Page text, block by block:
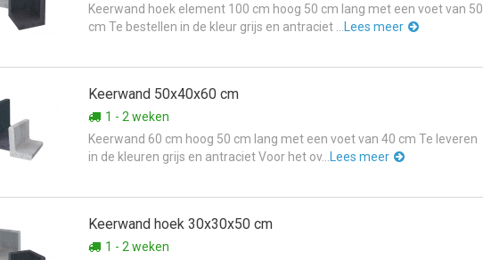
Keerwand hoek element 100 cm hoog 50 cm lang met een voet van 50
cm Te bestellen in de kleur grijs en antraciet ...Lees meer
Keerwand 50x40x60 cm
1 - 2 weken
Keerwand 60 cm hoog 50 cm lang met een voet van 40 cm Te leveren
in de kleuren grijs en antraciet Voor het ov...Lees meer
Keerwand hoek 30x30x50 cm
1 - 2 weken